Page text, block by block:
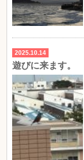
2025.10.14
遊びに来ます。